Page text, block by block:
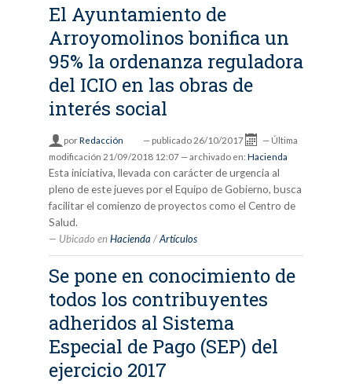
El Ayuntamiento de
Arroyomolinos bonifica un
95% la ordenanza reguladora
del ICIO en las obras de
interés social
porRedacción — publicado 26/10/2017 — Última
modificación 21/09/2018 12:07 — archivado en: Hacienda
Esta iniciativa, llevada con carácter de urgencia al
pleno de este jueves por el Equipo de Gobierno, busca
facilitar el comienzo de proyectos como el Centro de
Salud.
Ubicado en Hacienda /Artículos
Se pone en conocimiento de
todos los contribuyentes
adheridos al Sistema
Especial de Pago (SEP) del
ejercicio 2017